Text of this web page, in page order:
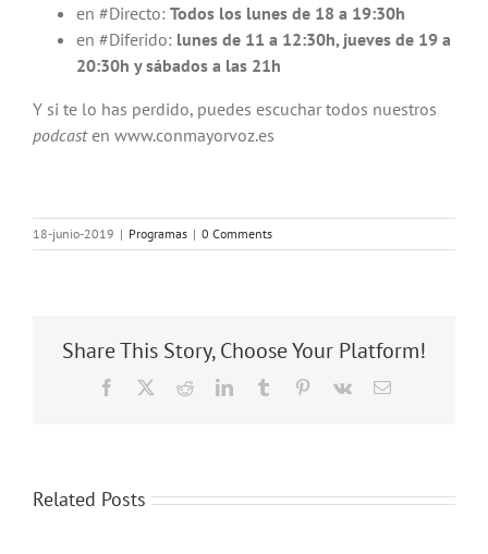
en #Directo: Todos los lunes de 18 a 19:30h
en #Diferido: lunes de 11 a 12:30h, jueves de 19 a
20:30h y sábados a las 21h
Y si te lo has perdido, puedes escuchar todos nuestros
podcast en www.conmayorvoz.es
18-junio-2019 | Programas | 0 Comments
Share This Story, Choose Your Platform!
Facebook RedditLinkedInTumblr Pinterest
Vk Email
Related Posts